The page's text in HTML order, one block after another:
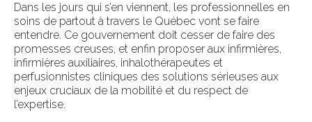
Dans les jours qui s’en viennent, les professionnelles en
soins de partout à travers le Québec vont se faire
entendre. Ce gouvernement doit cesser de faire des
promesses creuses, et enfin proposer aux infirmières,
infirmières auxiliaires, inhalothérapeutes et
perfusionnistes cliniques des solutions sérieuses aux
enjeux cruciaux de la mobilité et du respect de
l’expertise.